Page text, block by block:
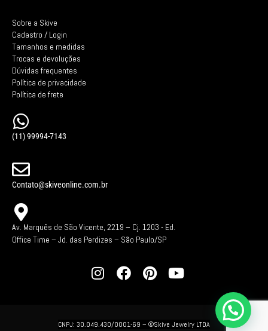
Sobre a Skive
Cadastro / Login
Tamanhos e medidas
Trocas e devoluções
Dúvidas frequentes
Política de privacidade
Política de frete
(11) 99994-7143
Contato@skiveonline.com.br
Av. Marquês de São Vicente, 2219 – Cj. 1203 - Ed.
Office Time – Jd. das Perdizes – São Paulo/SP
CNPJ: 30.049.430/0001-69 – ©Skive Jewelry LTDA